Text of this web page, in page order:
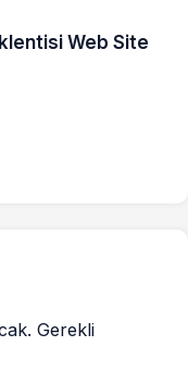
Web Site
Gerekli